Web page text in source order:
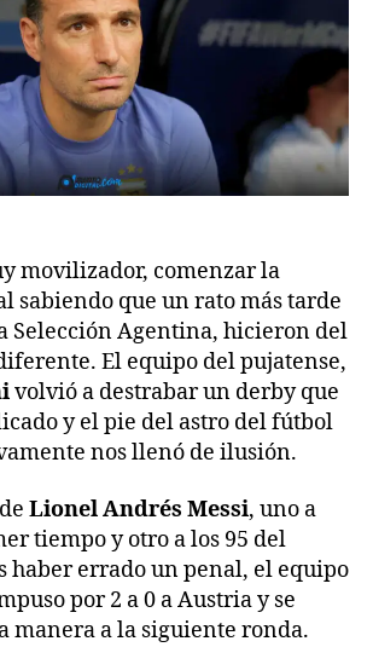
movilizador, comenzar la
sabiendo que un rato más tarde
Selección Agentina, hicieron del
El equipo del pujatense,
volvió a destrabar un derby que
y el pie del astro del fútbol
nos llenó de ilusión.
Lionel Andrés Messi, uno a
tiempo y otro a los 95 del
haber errado un penal, el equipo
por 2 a 0 a Austria y se
manera a la siguiente ronda.